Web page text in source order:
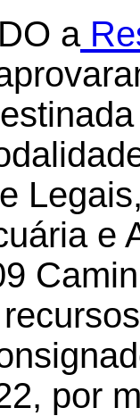
a
e
por